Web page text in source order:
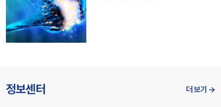
정보센터 더 보기 →